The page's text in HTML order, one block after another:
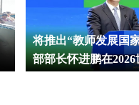
将推出“教师发展国
部部长怀进鹏在